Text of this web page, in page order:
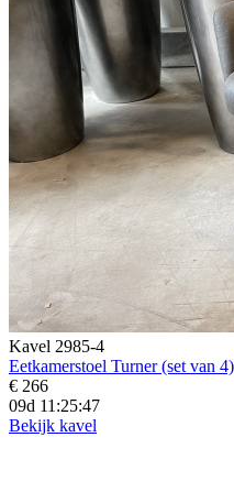
Kavel 2985-4
Eetkamerstoel Turner (set van
€ 266
09d 11:25:45
Bekijk kavel